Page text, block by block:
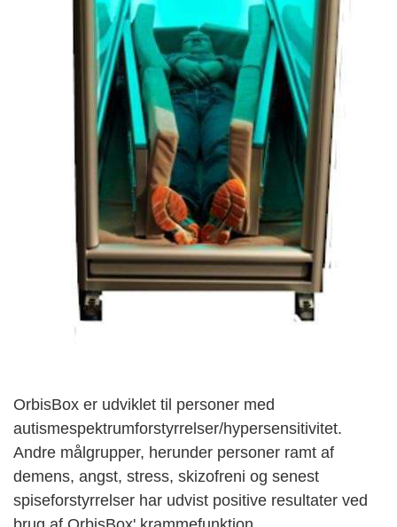
OrbisBox er udviklet til personer med
autismespektrumforstyrrelser/hypersensitivitet.
Andre målgrupper, herunder personer ramt af
demens, angst, stress, skizofreni og senest
spiseforstyrrelser har udvist positive resultater ved